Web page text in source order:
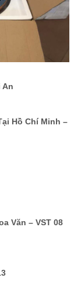
An
Hồ Chí Minh –
Văn – VST 08